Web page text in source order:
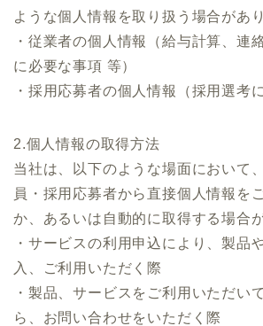
ような個人情報を取り扱う場合があ
・従業者の個人情報（給与計算、連
に必要な事項 等）
・採用応募者の個人情報（採用選考
2.個人情報の取得方法
当社は、以下のような場面において
員・採用応募者から直接個人情報を
か、あるいは自動的に取得する場合
・サービスの利用申込により、製品
入、ご利用いただく際
・製品、サービスをご利用いただい
ら、お問い合わせをいただく際